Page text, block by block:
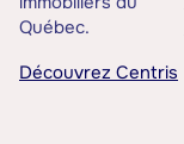
Québec.
Découvrez Centris